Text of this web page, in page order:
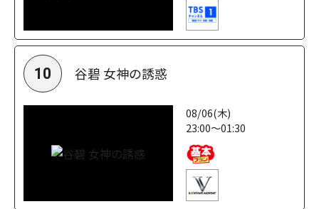
10 谷碧 女神の誘惑
08/06(木)
23:00～01:30